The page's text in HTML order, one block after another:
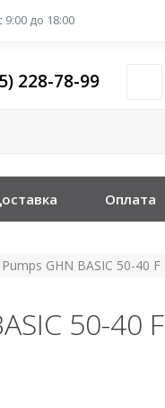
9:00 до 18:00
228-78-99
Оплата
GHN BASIC 50-40 F
50-40 F